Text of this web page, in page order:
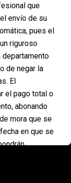
En
cómo
de tu cirugía
de
que
envío de su
pues el
riguroso
de negar la
El
el pago total o
abonando
mora que se
en que se
de
aceptación